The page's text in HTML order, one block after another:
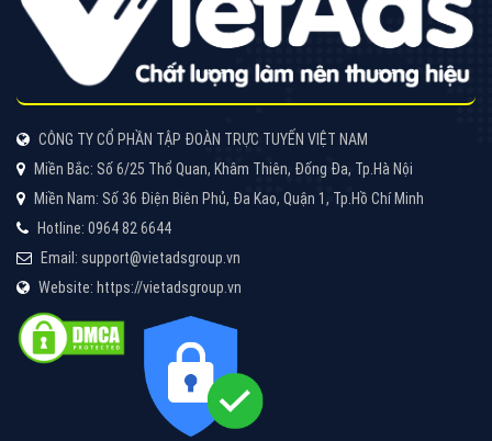
CÔNG TY CỔ PHẦN TẬP ĐOÀN TRỰC TUYẾN VIỆT NAM
Miền Bắc: Số 6/25 Thổ Quan, Khâm Thiên, Đống Đa, Tp.Hà Nội
Miền Nam: Số 36 Điện Biên Phủ, Đa Kao, Quận 1, Tp.Hồ Chí Minh
Hotline: 0964 82 6644
Email: support@vietadsgroup.vn
Website: https://vietadsgroup.vn